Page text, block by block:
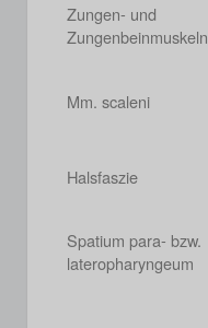
Zungen- und
Zungenbeinmuskeln
Mm. scaleni
Halsfaszie
Spatium para- bzw.
lateropharyngeum